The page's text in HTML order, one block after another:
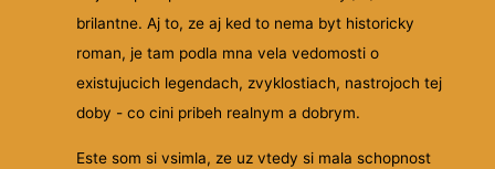
brilantne. Aj to, ze aj ked to nema byt historicky
roman, je tam podla mna vela vedomosti o
existujucich legendach, zvyklostiach, nastrojoch tej
doby - co cini pribeh realnym a dobrym.
Este som si vsimla, ze uz vtedy si mala schopnost